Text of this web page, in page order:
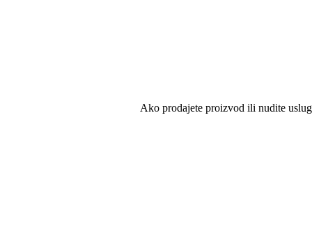
Ako prodajete proizvod ili nudite